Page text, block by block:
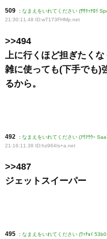
509 : なまえをいれてください (ｻｻｸｯﾃﾛﾘ
21:30:11.48 ID:wT173FHMp.net
>>494
上に行くほど担ぎたく
雑に使っても(下手でも)
るから。
492 : なまえをいれてください (ｱｳｱｳｳｰ
21:16:11.38 ID:hz964Is+a .net
>>487
ジェットスイーパー
495 : なまえをいれてください (ﾜｯﾁｮｲ